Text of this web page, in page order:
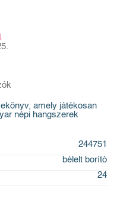
amely játékosan
népi hangszerek
244751
bélelt borító
24